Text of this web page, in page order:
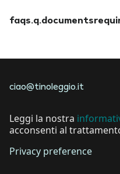
ciao@tinoleggio.it
Leggi la nostra
acconsenti al
Privacy preference